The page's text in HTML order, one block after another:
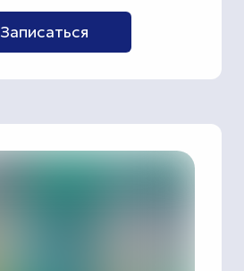
Записаться